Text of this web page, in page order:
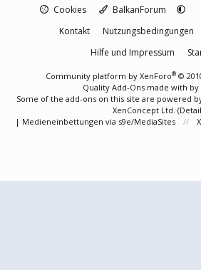
Cookies BalkanForum
Kontakt
Nutzungsbedingungen
Hilfe und Impressum
Community platform by XenForo® ©
Quality Add-Ons made with by
Some of the add-ons on this site are powered
XenConcept Ltd. (
| Medieneinbettungen via s9e/MediaSites